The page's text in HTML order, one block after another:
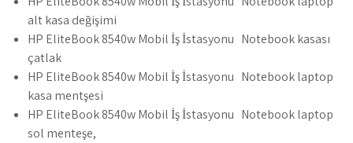
alt kasa değişimi
HP EliteBook 8540w Mobil İş İstasyonu Notebook kasası
çatlak
HP EliteBook 8540w Mobil İş İstasyonu Notebook laptop
kasa mentşesi
HP EliteBook 8540w Mobil İş İstasyonu Notebook laptop
sol menteşe,